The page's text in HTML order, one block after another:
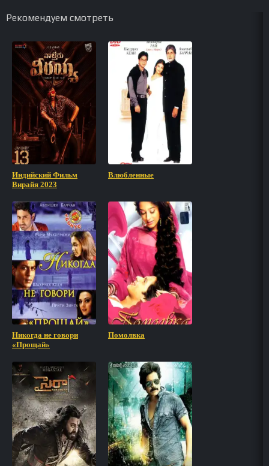
Рекомендуем смотреть
Индийский Фильм
Вирайя 2023
Влюбленные
Никогда не говори
«Прощай»
Помолвка